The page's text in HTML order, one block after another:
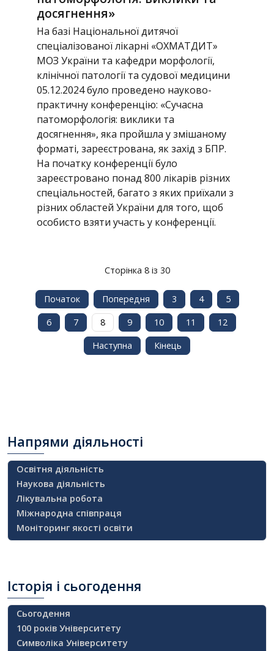
досягнення»
На базі Національної дитячої
спеціалізованої лікарні «ОХМАТДИТ»
МОЗ України та кафедри морфології,
клінічної патології та судової медицини
05.12.2024 було проведено науково-
практичну конференцію: «Сучасна
патоморфологія: виклики та
досягнення», яка пройшла у змішаному
форматі, зареєстрована, як захід з БПР.
На початку конференції було
зареєстровано понад 800 лікарів різних
спеціальностей, багато з яких приїхали з
різних областей України для того, щоб
особисто взяти участь у конференції.
Сторінка 8 із 30
Початок Попередня 3 4
5
6
7 8 9 10 11
12
Наступна
Кінець
Напрями діяльності
Освітня діяльність
Наукова діяльність
Лікувальна робота
Міжнародна співпраця
Моніторинг якості освіти
Історія і сьогодення
Сьогодення
100 років Університету
Символіка Університету